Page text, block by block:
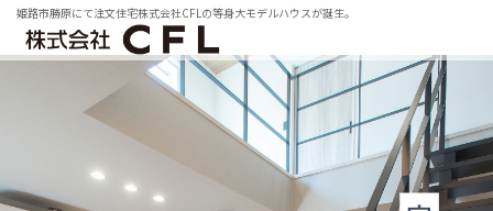
姫路市勝原にて注文住宅株式会社CFLの等身大モデルハウスが誕生。